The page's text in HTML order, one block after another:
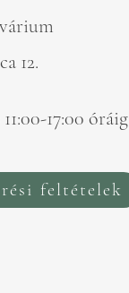
12.
17:00 óráig
feltételek